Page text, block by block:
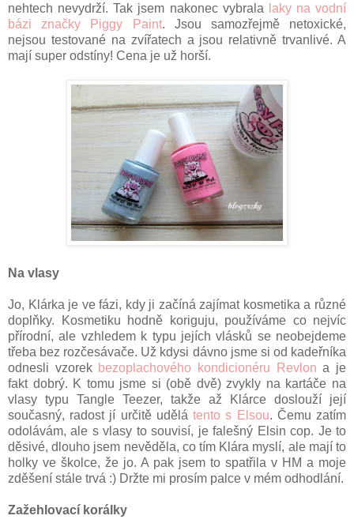
nehtech nevydrží. Tak jsem nakonec vybrala
laky na vodní
bázi značky Piggy Paint. Jsou samozřejmě netoxické,
nejsou testované na zvířatech a jsou relativně trvanlivé. A
mají super odstíny! Cena je už horší.
Na vlasy
Jo, Klárka je ve fázi, kdy ji začíná zajímat kosmetika a různé
doplňky. Kosmetiku hodně koriguju, používáme co nejvíc
přírodní, ale vzhledem k typu jejích vlásků se neobejdeme
třeba bez rozčesávače. Už kdysi dávno jsme si od kadeřníka
odnesli vzorek bezoplachového kondicionéru Revlon a je
fakt dobrý. K tomu jsme si (obě dvě) zvykly na kartáče na
vlasy typu Tangle Teezer, takže až Klárce doslouží její
současný, radost jí určitě udělátento s Elsou. Čemu zatím
odolávám, ale s vlasy to souvisí, je falešný Elsin cop. Je to
děsivé, dlouho jsem nevěděla, co tím Klára myslí, ale mají to
holky ve školce, že jo. A pak jsem to spatřila v HM a moje
zděšení stále trvá :) Držte mi prosím palce v mém odhodlání.
Zažehlovací korálky